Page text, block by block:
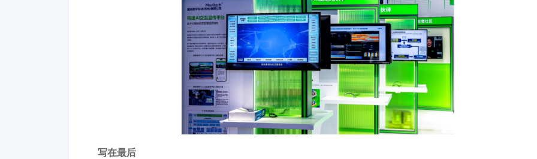
写在最后